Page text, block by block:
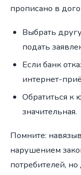
прописано в
Выбрать
подать
Если банк
интернет-
Обратиться к
значительная.
Помните:
нарушением
потребителей,